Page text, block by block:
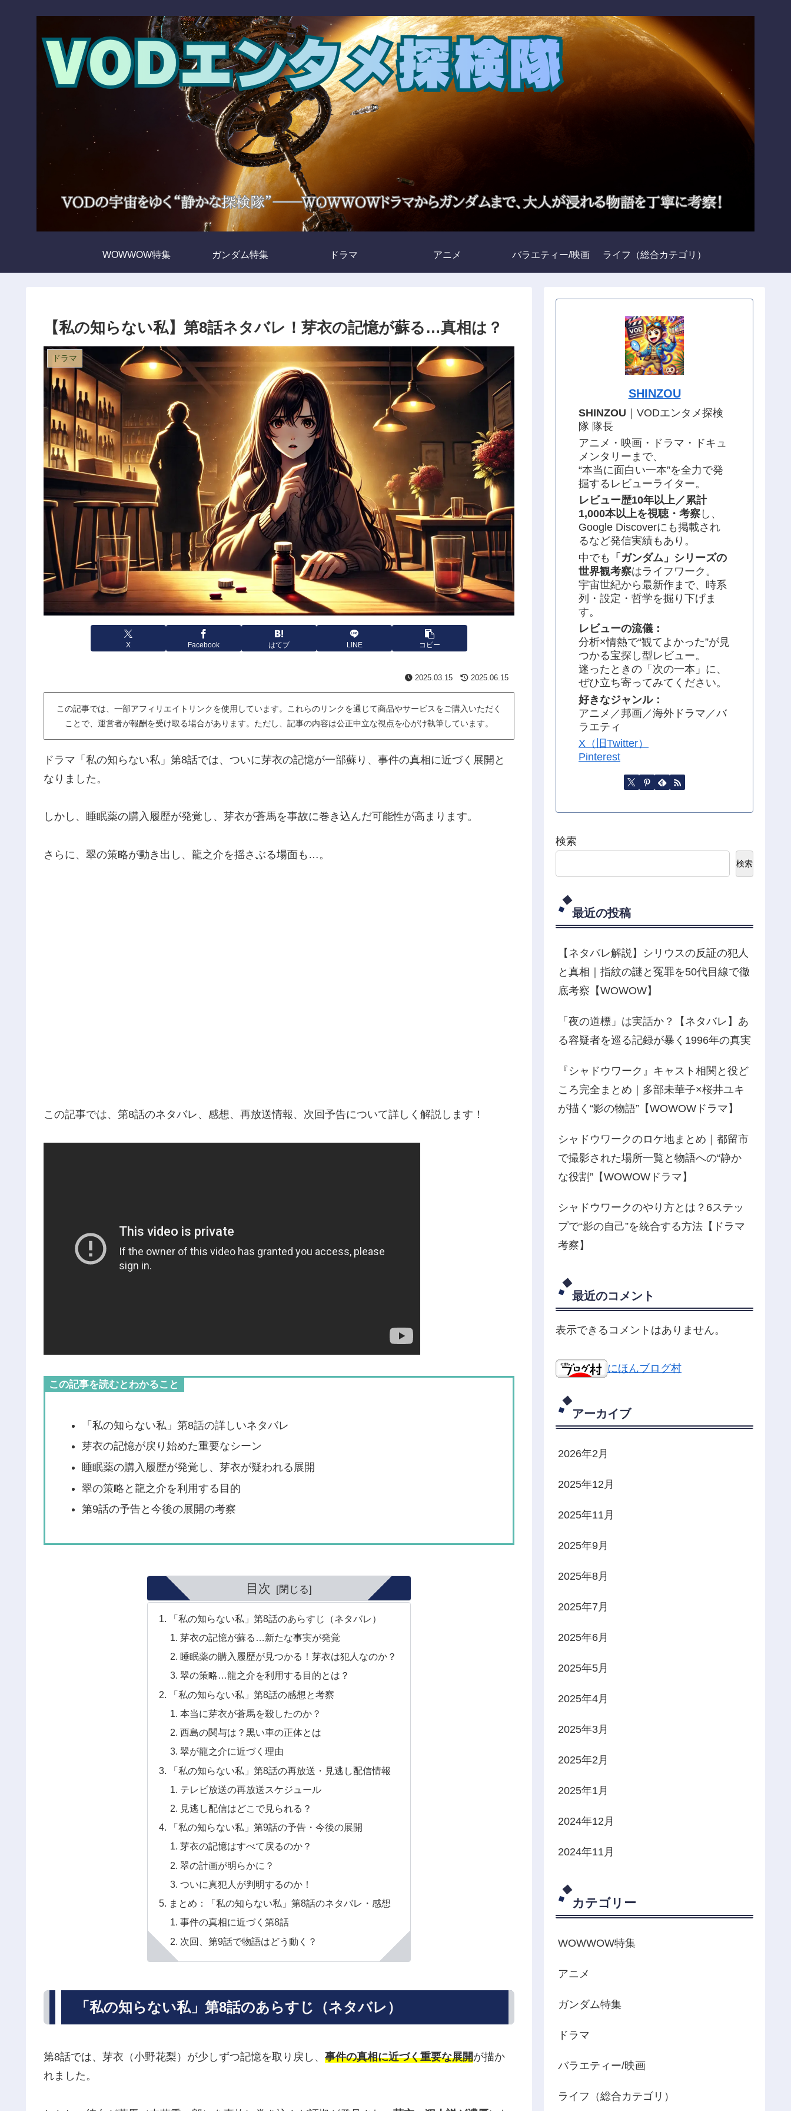
WOWWOW特集 ガンダム特集 ドラマ アニメ バラエティー/映画 ライフ（総合カテゴリ）
【私の知らない私】第8話ネタバレ！芽衣の記憶が蘇る…真相は？
ドラマ
X Facebook はてブ LINE コピー
2025.03.15 2025.06.15
この記事では、一部アフィリエイトリンクを使用しています。これらのリンクを通じて商品やサービスをご購入いただく
ことで、運営者が報酬を受け取る場合があります。ただし、記事の内容は公正中立な視点を心がけ執筆しています。
ドラマ「私の知らない私」第8話では、ついに芽衣の記憶が一部蘇り、事件の真相に近づく展開と
なりました。
しかし、睡眠薬の購入履歴が発覚し、芽衣が蒼馬を事故に巻き込んだ可能性が高まります。
さらに、翠の策略が動き出し、龍之介を揺さぶる場面も…。
この記事では、第8話のネタバレ、感想、再放送情報、次回予告について詳しく解説します！
この記事を読むとわかること
「私の知らない私」第8話の詳しいネタバレ
芽衣の記憶が戻り始めた重要なシーン
睡眠薬の購入履歴が発覚し、芽衣が疑われる展開
翠の策略と龍之介を利用する目的
第9話の予告と今後の展開の考察
目次
「私の知らない私」第8話のあらすじ（ネタバレ）
芽衣の記憶が蘇る…新たな事実が発覚
睡眠薬の購入履歴が見つかる！芽衣は犯人なのか？
翠の策略…龍之介を利用する目的とは？
「私の知らない私」第8話の感想と考察
本当に芽衣が蒼馬を殺したのか？
西島の関与は？黒い車の正体とは
翠が龍之介に近づく理由
「私の知らない私」第8話の再放送・見逃し配信情報
テレビ放送の再放送スケジュール
見逃し配信はどこで見られる？
「私の知らない私」第9話の予告・今後の展開
芽衣の記憶はすべて戻るのか？
翠の計画が明らかに？
ついに真犯人が判明するのか！
まとめ：「私の知らない私」第8話のネタバレ・感想
事件の真相に近づく第8話
次回、第9話で物語はどう動く？
「私の知らない私」第8話のあらすじ（ネタバレ）
第8話では、芽衣（小野花梨）が少しずつ記憶を取り戻し、 事件の真相に近づく重要な展開が描か
れました。
SHINZOU
SHINZOU ｜VODエンタメ探検
隊 隊長
アニメ・映画・ドラマ・ドキュ
メンタリーまで、
“本当に面白い一本”を全力で発
掘するレビューライター。
レビュー歴10年以上／累計
1,000本以上を視聴・考察 し、
Google Discoverにも掲載され
るなど発信実績もあり。
中でも
「ガンダム」シリーズの
世界観考察はライフワーク。
宇宙世紀から最新作まで、時系
列・設定・哲学を掘り下げま
す。
レビューの流儀：
分析×情熱で“観てよかった”が見
つかる宝探し型レビュー。
迷ったときの「次の一本」に、
ぜひ立ち寄ってみてください。
好きなジャンル：
アニメ／邦画／海外ドラマ／バ
ラエティ
X（旧Twitter）
Pinterest
検索
検索
最近の投稿
【ネタバレ解説】シリウスの反証の犯人
と真相｜指紋の謎と冤罪を50代目線で徹
底考察【WOWOW】
「夜の道標」は実話か？【ネタバレ】あ
る容疑者を巡る記録が暴く1996年の真実
『シャドウワーク』キャスト相関と役ど
ころ完全まとめ｜多部未華子×桜井ユキ
が描く“影の物語”【WOWOWドラマ】
シャドウワークのロケ地まとめ｜都留市
で撮影された場所一覧と物語への“静か
な役割”【WOWOWドラマ】
シャドウワークのやり方とは？6ステッ
プで“影の自己”を統合する方法【ドラマ
考察】
最近のコメント
表示できるコメントはありません。
にほんブログ村
アーカイブ
2026年2月
2025年12月
2025年11月
2025年9月
2025年8月
2025年7月
2025年6月
2025年5月
2025年4月
2025年3月
2025年2月
2025年1月
2024年12月
2024年11月
カテゴリー
WOWWOW特集
アニメ
ガンダム特集
ドラマ
バラエティー/映画
ライフ（総合カテゴリ）